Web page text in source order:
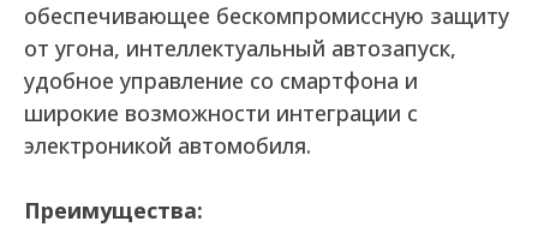
обеспечивающее бескомпромиссную защиту
от угона, интеллектуальный автозапуск,
удобное управление со смартфона и
широкие возможности интеграции с
электроникой автомобиля.
Преимущества: